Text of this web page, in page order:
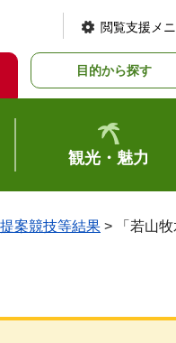
閲覧支援メ
目的から探す
観光・魅力
案競技等結果 > 「若山